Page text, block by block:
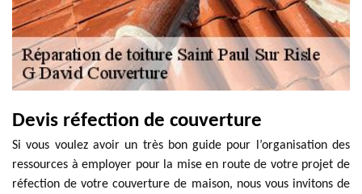
Devis réfection de couverture
Si vous voulez avoir un très bon guide pour l’organisation des
ressources à employer pour la mise en route de votre projet de
réfection de votre couverture de maison, nous vous invitons de